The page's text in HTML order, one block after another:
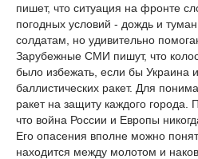
пишет, что ситуация на фронте
погодных условий - дождь и
солдатам, но удивительно
Зарубежные СМИ пишут, что
было избежать, если бы Украина
баллистических ракет. Для
ракет на защиту каждого города.
что война России и Европы
Его опасения вполне можно
находится между молотом и